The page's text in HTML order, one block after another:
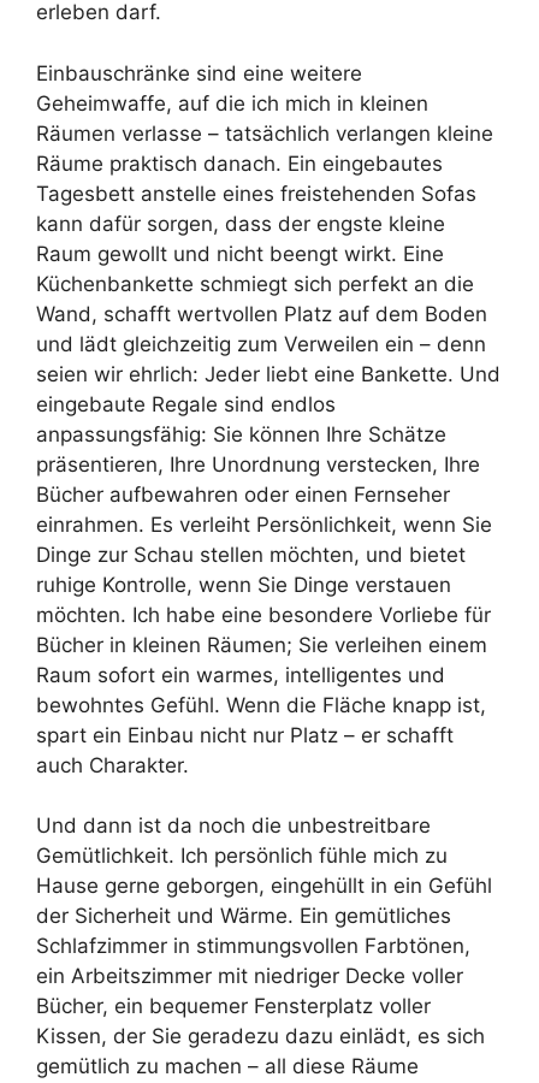
erleben darf.
Einbauschränke sind eine weitere
Geheimwaffe, auf die ich mich in kleinen
Räumen verlasse – tatsächlich verlangen kleine
Räume praktisch danach. Ein eingebautes
Tagesbett anstelle eines freistehenden Sofas
kann dafür sorgen, dass der engste kleine
Raum gewollt und nicht beengt wirkt. Eine
Küchenbankette schmiegt sich perfekt an die
Wand, schafft wertvollen Platz auf dem Boden
und lädt gleichzeitig zum Verweilen ein – denn
seien wir ehrlich: Jeder liebt eine Bankette. Und
eingebaute Regale sind endlos
anpassungsfähig: Sie können Ihre Schätze
präsentieren, Ihre Unordnung verstecken, Ihre
Bücher aufbewahren oder einen Fernseher
einrahmen. Es verleiht Persönlichkeit, wenn Sie
Dinge zur Schau stellen möchten, und bietet
ruhige Kontrolle, wenn Sie Dinge verstauen
möchten. Ich habe eine besondere Vorliebe für
Bücher in kleinen Räumen; Sie verleihen einem
Raum sofort ein warmes, intelligentes und
bewohntes Gefühl. Wenn die Fläche knapp ist,
spart ein Einbau nicht nur Platz – er schafft
auch Charakter.
Und dann ist da noch die unbestreitbare
Gemütlichkeit. Ich persönlich fühle mich zu
Hause gerne geborgen, eingehüllt in ein Gefühl
der Sicherheit und Wärme. Ein gemütliches
Schlafzimmer in stimmungsvollen Farbtönen,
ein Arbeitszimmer mit niedriger Decke voller
Bücher, ein bequemer Fensterplatz voller
Kissen, der Sie geradezu dazu einlädt, es sich
gemütlich zu machen – all diese Räume